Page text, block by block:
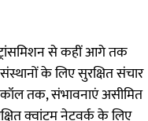
से कहीं आगे तक
के लिए सुरक्षित संचार
तक, संभावनाएं असीमित